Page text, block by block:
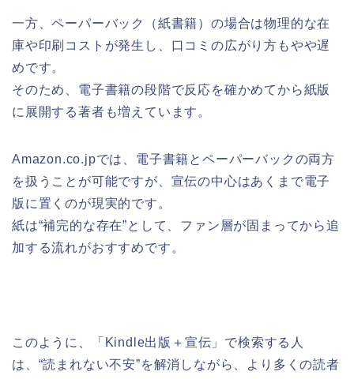
一方、ペーパーバック（紙書籍）の場合は物理的な在
庫や印刷コストが発生し、口コミの広がり方もやや遅
めです。
そのため、電子書籍の段階で反応を確かめてから紙版
に展開する著者も増えています。
Amazon.co.jpでは、電子書籍とペーパーバックの両方
を扱うことが可能ですが、宣伝の中心はあくまで電子
版に置くのが現実的です。
紙は“補完的な存在”として、ファン層が固まってから追
加する流れがおすすめです。
このように、「Kindle出版＋宣伝」で検索する人
は、“読まれない不安”を解消しながら、より多くの読者